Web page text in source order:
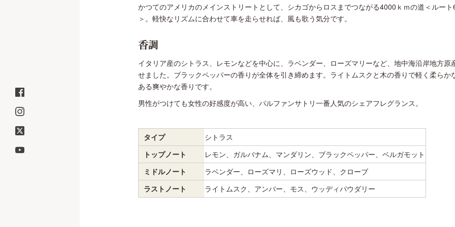
かつてのアメリカのメインストリートとして、シカゴからロスまでつながる4000ｋｍの道＜ルー
＞。軽快なリズムに合わせて車を走らせれば、風も歌う気分です。
香調
イタリア産のシトラス、レモンなどを中心に、ラベンダー、ローズマリーなど、地中海沿岸地方原
せました。ブラックペッパーの香りが全体を引き締めます。ライトムスクと木の香りで軽く柔らか
ある爽やかな香りです。
男性がつけても女性の好感度が高い、パルファンサトリ一番人気のシェアフレグランス。
タイプ
シトラス
トップノート
レモン、ガルバナム、マンダリン、ブラックペッパー、ベルガモット
ミドルノート
ラベンダー、ローズマリ、ローズウッド、クローブ
ラストノート
ライトムスク、アンバー、モス、ウッディパウダリー